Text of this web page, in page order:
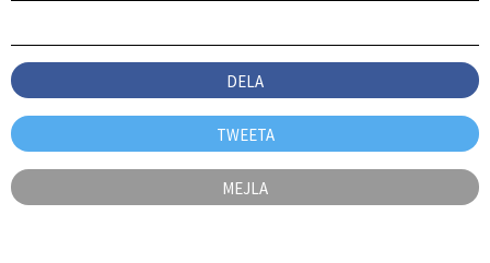
DELA
TWEETA
MEJLA